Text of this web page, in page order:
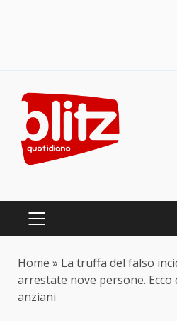
content
PRIMARY
Home » La truffa del falso
arrestate nove persone.
anziani